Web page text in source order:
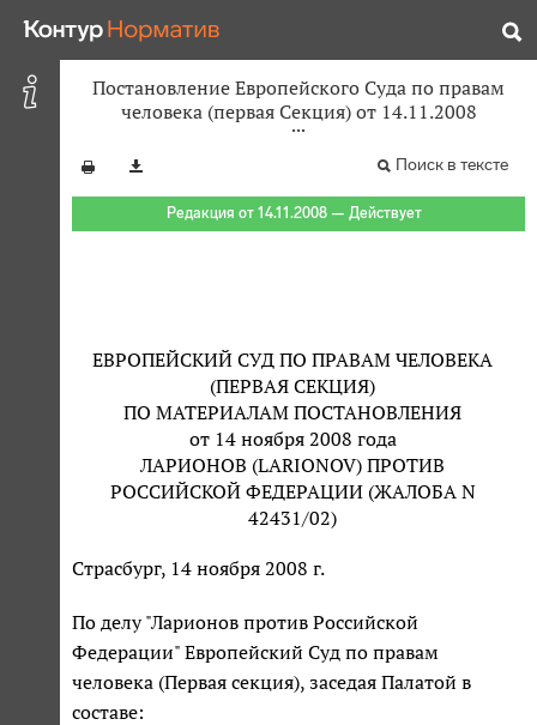
Постановление Европейского Суда по правам
человека (первая Секция) от 14.11.2008
Поиск в тексте
Редакция от 14.11.2008 — Действует
ЕВРОПЕЙСКИЙ СУД ПО ПРАВАМ ЧЕЛОВЕКА
(ПЕРВАЯ СЕКЦИЯ)
ПО МАТЕРИАЛАМ ПОСТАНОВЛЕНИЯ
от 14 ноября 2008 года
ЛАРИОНОВ (LARIONOV) ПРОТИВ
РОССИЙСКОЙ ФЕДЕРАЦИИ (ЖАЛОБА N
42431/02)
Страсбург, 14 ноября 2008 г.
По делу "Ларионов против Российской
Федерации" Европейский Суд по правам
человека (Первая секция), заседая Палатой в
составе: